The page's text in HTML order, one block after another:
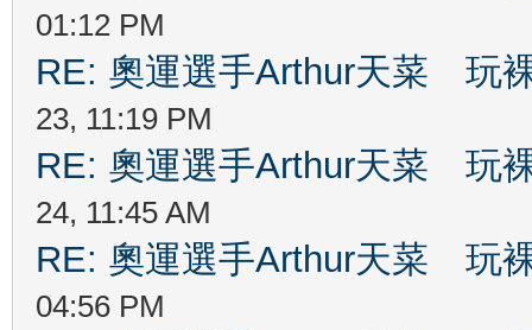
01:12 PM
RE: 奧運選手Arthur天菜 玩
23, 11:19 PM
RE: 奧運選手Arthur天菜 玩
24, 11:45 AM
RE: 奧運選手Arthur天菜 玩
04:56 PM